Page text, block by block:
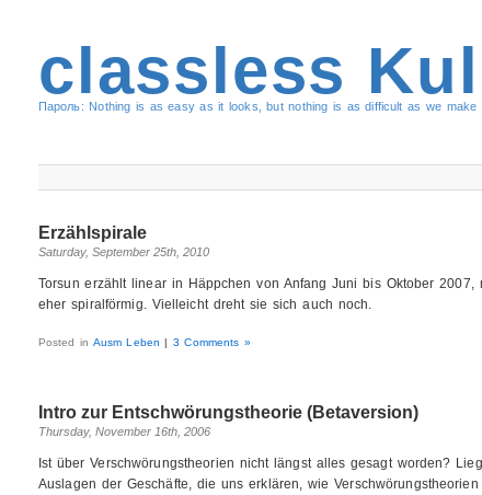
classless
Пароль: Nothing is as easy as it looks, but nothing is as difficult as we make
Erzählspirale
Saturday, September 25th, 2010
Torsun erzählt linear in Häppchen von Anfang Juni bis Oktober
eher spiralförmig. Vielleicht dreht sie sich auch noch.
Posted in Ausm Leben | 3 Comments »
Intro zur Entschwörungstheorie (Betaversion)
Thursday, November 16th, 2006
Ist über Verschwörungstheorien nicht längst alles gesagt worden?
Auslagen der Geschäfte, die uns erklären, wie